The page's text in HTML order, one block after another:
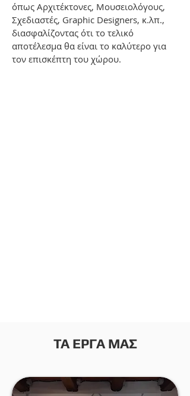
όπως Αρχιτέκτονες, Μουσειολόγους,
Σχεδιαστές, Graphic Designers, κ.λπ.,
διασφαλίζοντας ότι το τελικό
αποτέλεσμα θα είναι το καλύτερο για
τον επισκέπτη του χώρου.
ΤΑ ΕΡΓΑ ΜΑΣ